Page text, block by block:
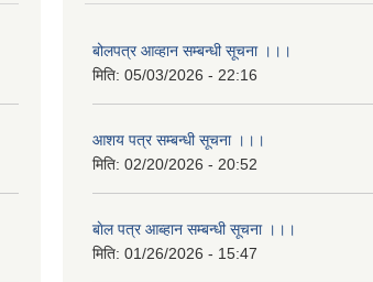
बोलपत्र आव्हान सम्बन्धी सूचना ।।।
मिति: 05/03/2026 - 22:16
आशय पत्र सम्बन्धी सूचना ।।।
मिति: 02/20/2026 - 20:52
बाेल पत्र आब्हान सम्बन्धी सूचना ।।।
मिति: 01/26/2026 - 15:47